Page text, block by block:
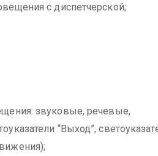
с диспетчерской;
звуковые, речевые,
“Выход”,